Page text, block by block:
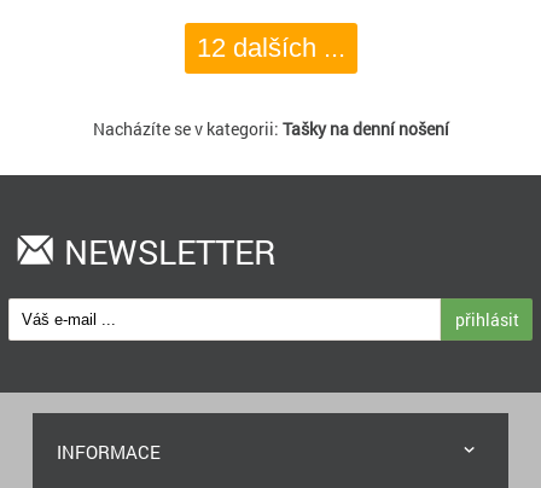
12 dalších ...
Nacházíte se v kategorii: Tašky na denní nošení
NEWSLETTER
přihlásit
INFORMACE